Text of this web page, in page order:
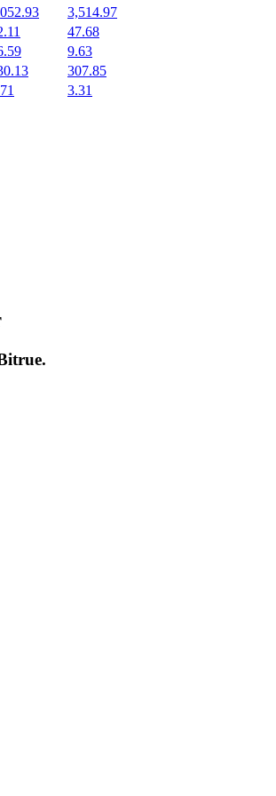
3,514.97
47.68
9.63
307.85
3.31
.